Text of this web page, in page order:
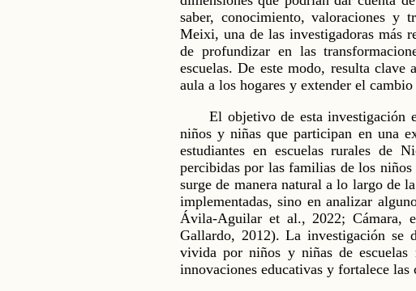
saber, conocimiento, valoraciones y
Meixi, una de las investigadoras más
de profundizar en las
escuelas. De este modo, resulta
aula a los hogares y extender el
El objetivo de esta investigación
niños y niñas que participan en una
estudiantes en escuelas rurales de
percibidas por las familias de los
surge de manera natural a lo largo de
implementadas, sino en analizar
Ávila-Aguilar et al., 2022; Cámara,
Gallardo, 2012). La investigación se
vivida por niños y niñas de escuelas
innovaciones educativas y fortalece